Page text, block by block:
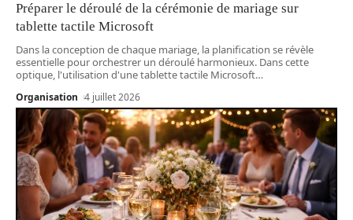
Préparer le déroulé de la cérémonie de mariage sur
tablette tactile Microsoft
Dans la conception de chaque mariage, la planification se révèle
essentielle pour orchestrer un déroulé harmonieux. Dans cette
optique, l'utilisation d'une tablette tactile Microsoft…
Organisation 4 juillet 2026